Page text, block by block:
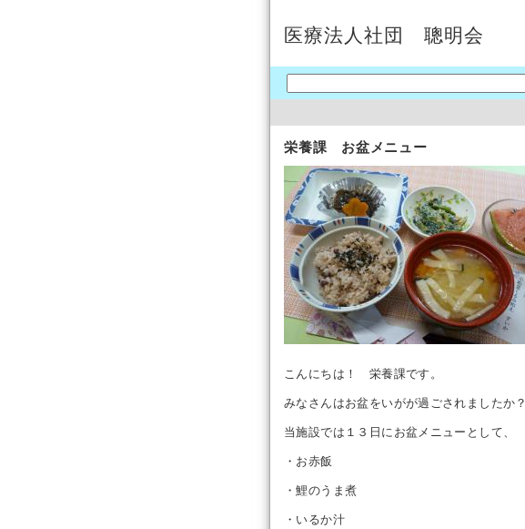
医療法人社団 聰明会
栄養課 お盆メニュー
こんにちは！ 栄養課です。
みなさんはお盆をいがが過ごされましたか？
当施設では１３日にお盆メニューとして、
・お赤飯
・鯉のうま煮
・いるか汁